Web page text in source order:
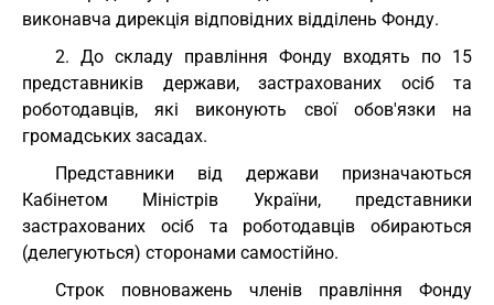
виконавча дирекція відповідних відділень Фонду.
2. До складу правління Фонду входять по 15
представників держави, застрахованих осіб та
роботодавців, які виконують свої обов'язки на
громадських засадах.
Представники від держави призначаються
Кабінетом Міністрів України, представники
застрахованих осіб та роботодавців обираються
(делегуються) сторонами самостійно.
Строк повноважень членів правління Фонду